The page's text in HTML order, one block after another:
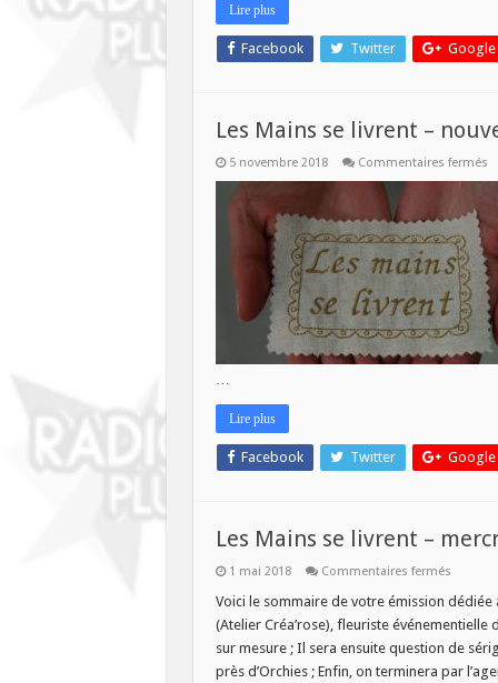
Lire plus
Facebook Twitter Google
Les Mains se livrent –
5 novembre 2018 Commentaires ferméssur
ce
7
Lire plus
Facebook Twitter Google
Les Mains se livrent –
1 mai 2018 Commentaires ferméssur
Mains
livrent
–
2
Voici le sommaire de votre émission
(Atelier Créa’rose), fleuriste
sur mesure ; Il sera ensuite question de
près d’Orchies ; Enfin, on terminera par